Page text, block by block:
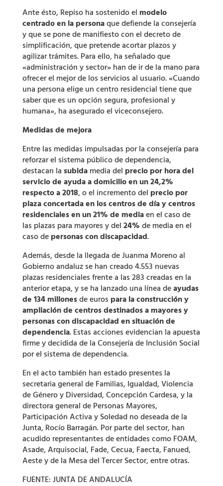
Ante ésto, Repiso ha sostenido el modelo
centrado en la personaque defiende la consejería
y que se pone de manifiesto con el decreto de
simplificación, que pretende acortar plazos y
agilizar trámites. Para ello, ha señalado que
«administración y sector» han de ir de la mano para
ofrecer el mejor de los servicios al usuario. «Cuando
una persona elige un centro residencial tiene que
saber que es un opción segura, profesional y
humana», ha asegurado el viceconsejero.
Medidas de mejora
Entre las medidas impulsadas por la consejería para
reforzar el sistema público de dependencia,
destacan la subida media del precio por hora del
servicio de ayuda a domicilio en un 24,2%
respecto a 2018, o el incremento del precio por
plaza concertada en los centros de día y centros
residenciales en un 21% de mediaen el caso de
las plazas para mayores y del 24% de media en el
caso de personas con discapacidad.
Además, desde la llegada de Juanma Moreno al
Gobierno andaluz se han creado 4.553 nuevas
plazas residenciales frente a las 283 creadas en la
anterior etapa, y se ha lanzado una línea deayudas
de 134 millonesde euros para la construcción y
ampliación de centros destinados a mayores y
personas con discapacidad en situación de
dependencia. Estas acciones evidencian la apuesta
firme y decidida de la Consejería de Inclusión Social
por el sistema de dependencia.
En el acto también han estado presentes la
secretaria general de Familias, Igualdad, Violencia
de Género y Diversidad, Concepción Cardesa, y la
directora general de Personas Mayores,
Participación Activa y Soledad no deseada de la
Junta, Rocío Barragán. Por parte del sector, han
acudido representantes de entidades como FOAM,
Asade, Arquisocial, Fade, Cecua, Faecta, Fanued,
Aeste y de la Mesa del Tercer Sector, entre otras.
FUENTE: JUNTA DE ANDALUCÍA